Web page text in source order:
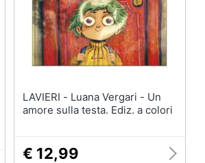
LAVIERI - Luana Vergari - Un
amore sulla testa. Ediz. a colori
€ 12,99